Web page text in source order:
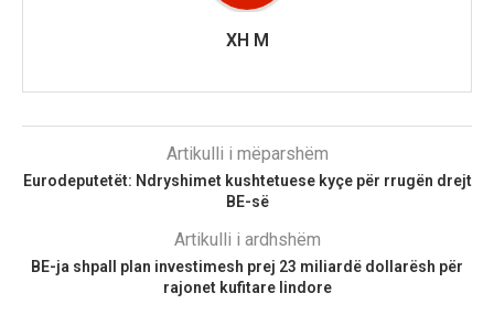
XH M
Artikulli i mëparshëm
Eurodeputetët: Ndryshimet kushtetuese kyçe për rrugën drejt
BE-së
Artikulli i ardhshëm
BE-ja shpall plan investimesh prej 23 miliardë dollarësh për
rajonet kufitare lindore